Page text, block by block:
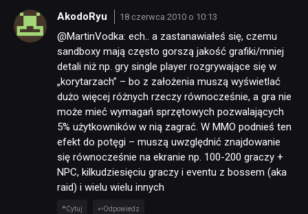
AkodoRyu 18 czerwca 2010 o 10:13
@MartinVodka: ech.. a zastanawiałeś się, czemu
sandboxy mają często gorszą jakość grafiki/mniej
detali niż np. gry single player rozgrywające się w
„korytarzach” – bo z założenia muszą wyświetlać
dużo więcej różnych rzeczy równocześnie, a gra nie
może mieć wymagań sprzętowych pozwalających
5% użytkowników w nią zagrać. W MMO podnieś ten
efekt do potęgi – muszą uwzględnić znajdowanie
się równocześnie na ekranie np. 100-200 graczy +
NPC, kilkudziesięciu graczy i eventu z bossem (aka
raid) i wielu wielu innych
Cytuj Odpowiedz